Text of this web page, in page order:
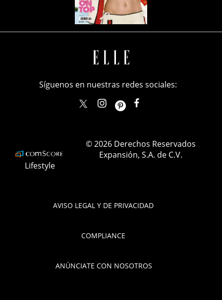
AVISO LEGAL Y DE PRIVACIDAD
COMPLIANCE
ANÚNCIATE CON NOSOTROS
Síguenos en nuestras redes sociales:
elle_mexicoellemexico
Lifestyle
© 2026 Derechos Reservados
Expansión, S.A. de C.V.